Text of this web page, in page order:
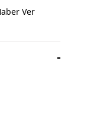
Ver